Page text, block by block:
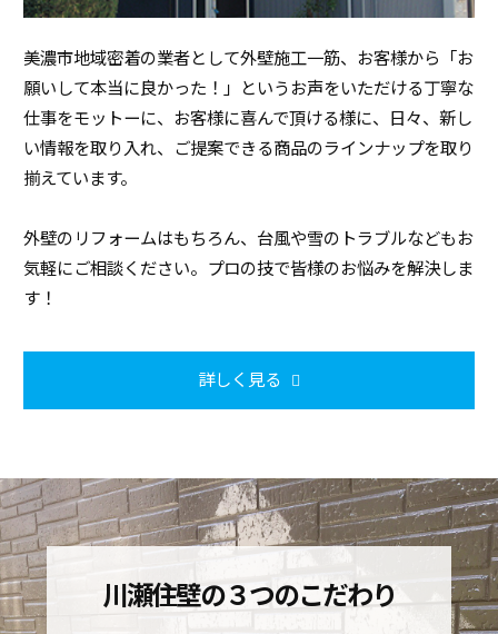
美濃市地域密着の業者として外壁施工一筋、お客様から「お
願いして本当に良かった！」というお声をいただける丁寧な
仕事をモットーに、お客様に喜んで頂ける様に、日々、新し
い情報を取り入れ、ご提案できる商品のラインナップを取り
揃えています。
外壁のリフォームはもちろん、台風や雪のトラブルなどもお
気軽にご相談ください。プロの技で皆様のお悩みを解決しま
す！
詳しく見る
川瀬住壁の３つのこだわり